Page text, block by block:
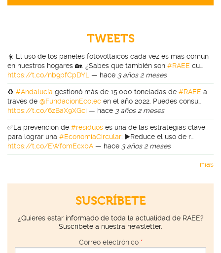
TWEETS
☀️ El uso de los paneles fotovoltaicos cada vez es más común
en nuestros hogares 🏡. ¿Sabes que también son #RAEE cu…
https://t.co/nb9pfCpDYL — hace 3 años 2 meses
♻️ #Andalucía gestionó más de 15.000 toneladas de #RAEE a
través de @FundacionEcolec en el año 2022. Puedes consu…
https://t.co/6zBaX9XGci — hace 3 años 2 meses
✅La prevención de #residuos es una de las estrategias clave
para lograr una #EconomíaCircular: ▶️Reduce el uso de r…
https://t.co/EWfomEcxbA — hace 3 años 2 meses
más
SUSCRÍBETE
¿Quieres estar informado de toda la actualidad de RAEE?
Suscríbete a nuestra newsletter.
Correo electrónico *